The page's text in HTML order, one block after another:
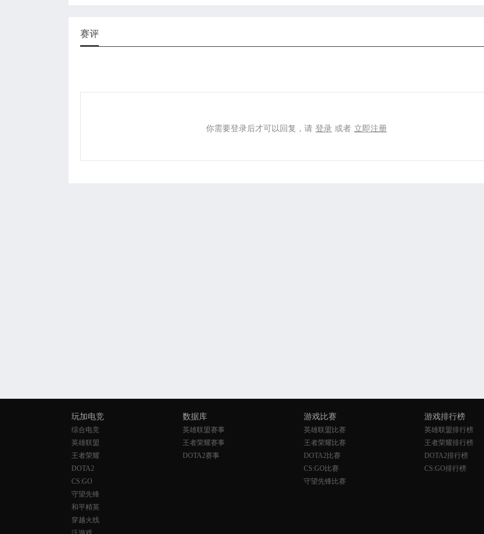
赛评
你需要登录后才可以回复，请 登录 或者 立即注册
玩加电竞
综合电竞
英雄联盟
王者荣耀
DOTA2
CS:GO
守望先锋
和平精英
穿越火线
数据库
英雄联盟赛事
王者荣耀赛事
DOTA2赛事
游戏比赛
英雄联盟比赛
王者荣耀比赛
DOTA2比赛
CS:GO比赛
守望先锋比赛
游戏排行榜
英雄联盟排行榜
王者荣耀排行榜
DOTA2排行榜
CS:GO排行榜